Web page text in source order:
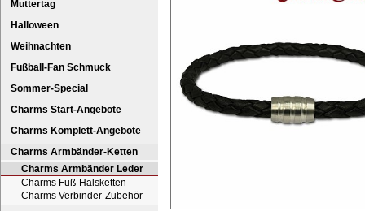
Muttertag
Halloween
Weihnachten
Fußball-Fan Schmuck
Sommer-Special
Charms Start-Angebote
Charms Komplett-Angebote
Charms Armbänder-Ketten
Charms Armbänder Leder
Charms Fuß-Halsketten
Charms Verbinder-Zubehör